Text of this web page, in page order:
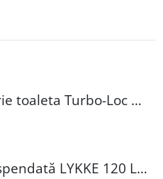
Suport perie toaleta Turbo-Loc Wenko inox argintiu 37.5 x 11.5 cm autoadeziv pentru baie
Lampă suspendată LYKKE 120 LED 4000K